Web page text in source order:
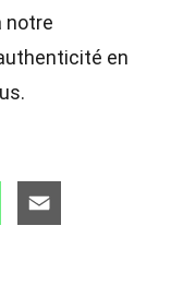
notre
en